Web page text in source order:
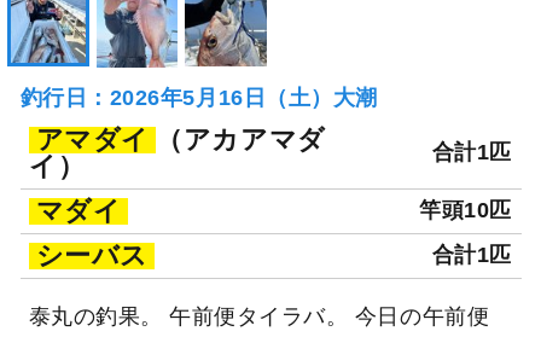
釣行日：2026年5月16日（土）大潮
アマダイ
（アカアマダ
イ）
合計1匹
マダイ 竿頭10匹
シーバス 合計1匹
泰丸の釣果。 午前便タイラバ。 今日の午前便